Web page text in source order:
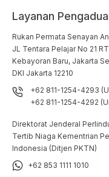
Layanan
Rukan Permata Senayan
JL Tentara Pelajar No 21
Kebayoran Baru, Jakarta
DKI Jakarta 12210
+62 811-1254-4293
+62 811-1254-4292
Direktorat Jenderal
Tertib Niaga Kementrian
Indonesia (Ditjen PKTN)
+62 853 1111 1010